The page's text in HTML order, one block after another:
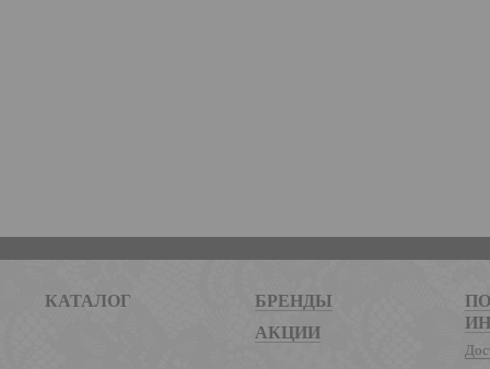
КАТАЛОГ
БРЕНДЫ
АКЦИИ